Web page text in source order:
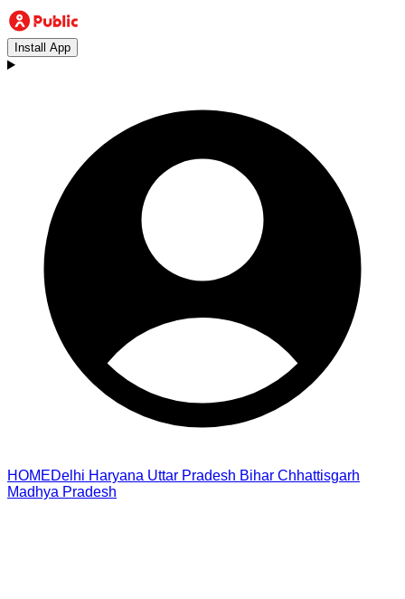
Install App
HOMEDelhi Haryana Uttar Pradesh Bihar Chhattisgarh
Madhya Pradesh